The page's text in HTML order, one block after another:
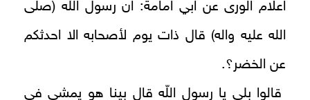
اعلام الورى عن ابي امامة: ان رسول اللّه (صلى
الله عليه واله) قال ذات يوم لأصحابه الا احدثكم
عن الخضر؟.
قالوا بلى يا رسول اللّه قال بينا هو يمشي في